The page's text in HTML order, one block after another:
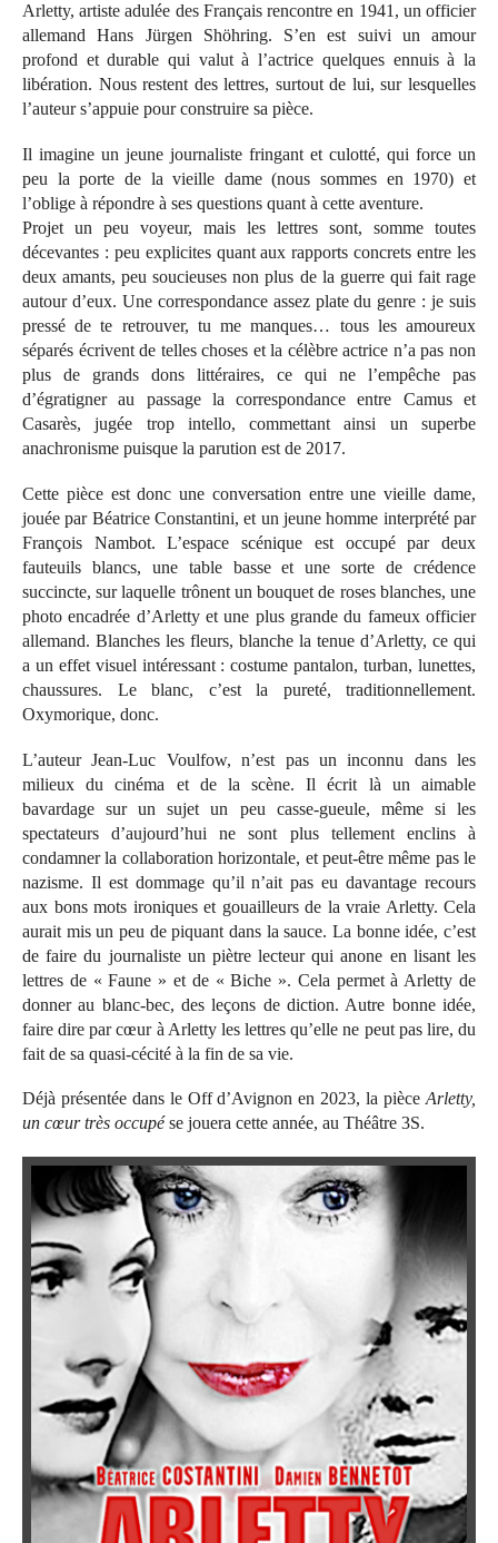
Arletty, artiste adulée des Français rencontre en 1941, un officier
allemand Hans Jürgen Shöhring. S’en est suivi un amour
profond et durable qui valut à l’actrice quelques ennuis à la
libération. Nous restent des lettres, surtout de lui, sur lesquelles
l’auteur s’appuie pour construire sa pièce.
Il imagine un jeune journaliste fringant et culotté, qui force un
peu la porte de la vieille dame (nous sommes en 1970) et
l’oblige à répondre à ses questions quant à cette aventure.
Projet un peu voyeur, mais les lettres sont, somme toutes
décevantes : peu explicites quant aux rapports concrets entre les
deux amants, peu soucieuses non plus de la guerre qui fait rage
autour d’eux. Une correspondance assez plate du genre : je suis
pressé de te retrouver, tu me manques… tous les amoureux
séparés écrivent de telles choses et la célèbre actrice n’a pas non
plus de grands dons littéraires, ce qui ne l’empêche pas
d’égratigner au passage la correspondance entre Camus et
Casarès, jugée trop intello, commettant ainsi un superbe
anachronisme puisque la parution est de 2017.
Cette pièce est donc une conversation entre une vieille dame,
jouée par Béatrice Constantini, et un jeune homme interprété par
François Nambot. L’espace scénique est occupé par deux
fauteuils blancs, une table basse et une sorte de crédence
succincte, sur laquelle trônent un bouquet de roses blanches, une
photo encadrée d’Arletty et une plus grande du fameux officier
allemand. Blanches les fleurs, blanche la tenue d’Arletty, ce qui
a un effet visuel intéressant : costume pantalon, turban, lunettes,
chaussures. Le blanc, c’est la pureté, traditionnellement.
Oxymorique, donc.
L’auteur Jean-Luc Voulfow, n’est pas un inconnu dans les
milieux du cinéma et de la scène. Il écrit là un aimable
bavardage sur un sujet un peu casse-gueule, même si les
spectateurs d’aujourd’hui ne sont plus tellement enclins à
condamner la collaboration horizontale, et peut-être même pas le
nazisme. Il est dommage qu’il n’ait pas eu davantage recours
aux bons mots ironiques et gouailleurs de la vraie Arletty. Cela
aurait mis un peu de piquant dans la sauce. La bonne idée, c’est
de faire du journaliste un piètre lecteur qui anone en lisant les
lettres de « Faune » et de « Biche ». Cela permet à Arletty de
donner au blanc-bec, des leçons de diction. Autre bonne idée,
faire dire par cœur à Arletty les lettres qu’elle ne peut pas lire, du
fait de sa quasi-cécité à la fin de sa vie.
Déjà présentée dans le Off d’Avignon en 2023, la pièce Arletty,
un cœur très occupése jouera cette année, au Théâtre 3S.